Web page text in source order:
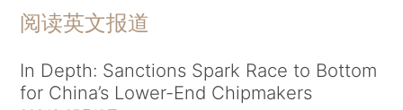
阅读英文报道
In Depth: Sanctions Spark Race to Bottom
for China’s Lower-End Chipmakers